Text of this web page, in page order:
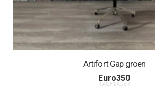
Artifort Gap groen
Euro350
1 AUF LAGER